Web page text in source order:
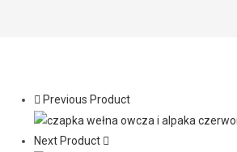
Previous Product
Next Product